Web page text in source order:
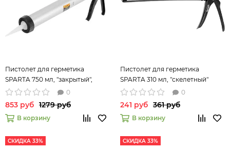
Пистолет для герметика
SPARTA 750 мл, "закрытый",
алюминиевый корпус, круглый
шток 7 мм 886485
0
853 руб 1279 руб
В корзину
Пистолет для герметика
SPARTA 310 мл, "скелетный"
усиленный с фиксатором,6-
гранный шток 7 мм 886125
0
241 руб 361 руб
В корзину
СКИДКА 33% СКИДКА 33%